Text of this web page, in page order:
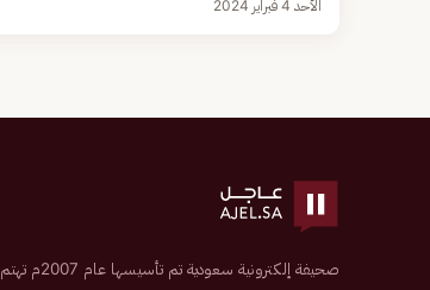
الأحد 4 فبراير 2024
صحيفة إلكترونية سعودية تم تأسيسها عام 2007م تهتم